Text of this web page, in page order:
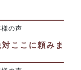
様の声
ここに頼みま